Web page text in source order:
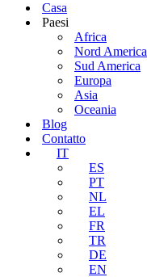
navigazione
Casa
Paesi
Africa
Nord America
Sud America
Europa
Asia
Oceania
Blog
Contatto
IT
ES
PT
NL
EL
FR
TR
DE
EN